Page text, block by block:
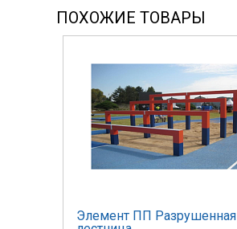
ПОХОЖИЕ ТОВАРЫ
Элемент ПП Разрушенная